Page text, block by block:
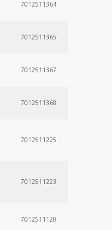
7012511364
7012511365
7012511367
7012511368
7012511225
7012511223
7012511120